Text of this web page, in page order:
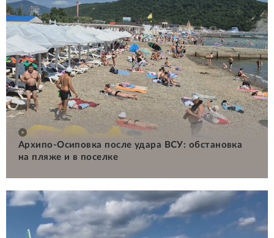
Архипо-Осиповка после удара ВСУ: обстановка
на пляже и в поселке